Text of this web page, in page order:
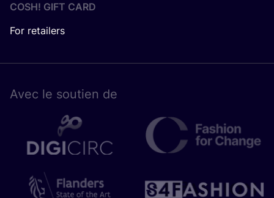
COSH! GIFT CARD
For retailers
Avec le sou­tien de